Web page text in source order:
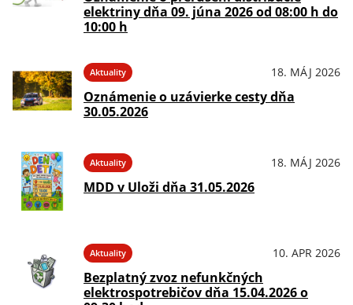
elektriny dňa 09. júna 2026 od 08:00 h do
10:00 h
Aktuality 18. MÁJ 2026
Oznámenie o uzávierke cesty dňa
30.05.2026
Aktuality 18. MÁJ 2026
MDD v Uloži dňa 31.05.2026
Aktuality 10. APR 2026
Bezplatný zvoz nefunkčných
elektrospotrebičov dňa 15.04.2026 o